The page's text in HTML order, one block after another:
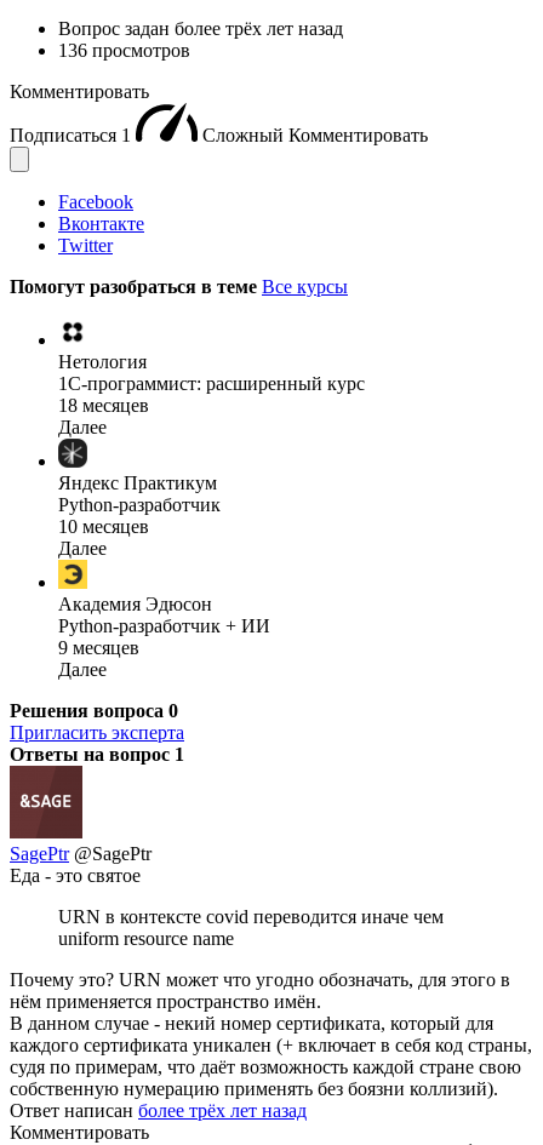
Вопрос задан более трёх лет назад
136 просмотров
Комментировать
Подписаться 1 Сложный Комментировать
Facebook
Вконтакте
Twitter
Помогут разобраться в теме Все курсы
Нетология
1C-программист: расширенный курс
18 месяцев
Далее
Яндекс Практикум
Python-разработчик
10 месяцев
Далее
Академия Эдюсон
Python-разработчик + ИИ
9 месяцев
Далее
Решения вопроса 0
Пригласить эксперта
Ответы на вопрос 1
SagePtr @SagePtr
Еда - это святое
URN в контексте covid переводится иначе чем
uniform resource name
Почему это? URN может что угодно обозначать, для этого в
нём применяется пространство имён.
В данном случае - некий номер сертификата, который для
каждого сертификата уникален (+ включает в себя код страны,
судя по примерам, что даёт возможность каждой стране свою
собственную нумерацию применять без боязни коллизий).
Ответ написан более трёх лет назад
Комментировать